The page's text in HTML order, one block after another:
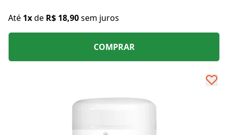
Até 1xde R$ 18,90sem juros
COMPRAR